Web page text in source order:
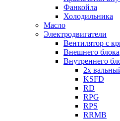
Фанкойла
Холодильника
Масло
Электродвигатели
Вентилятор с
Внешнего блока
Внутреннего
2х
KSFD
RD
RPG
RPS
RRMB